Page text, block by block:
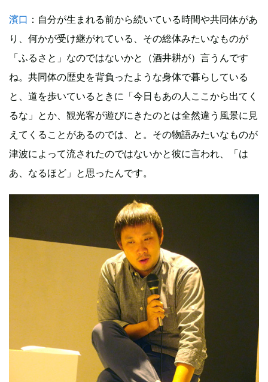
濱口 ：自分が生まれる前から続いている時間や共同体があ
り、何かが受け継がれている、その総体みたいなものが
「ふるさと」なのではないかと（酒井耕が）言うんです
ね。共同体の歴史を背負ったような身体で暮らしている
と、道を歩いているときに「今日もあの人ここから出てく
るな」とか、観光客が遊びにきたのとは全然違う風景に見
えてくることがあるのでは、と。その物語みたいなものが
津波によって流されたのではないかと彼に言われ、「は
あ、なるほど」と思ったんです。